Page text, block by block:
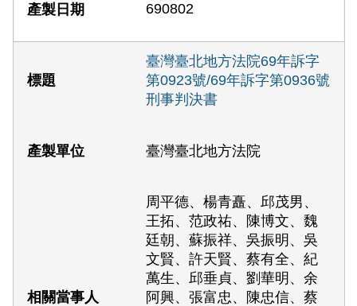
690802
臺灣臺北地方法院69年訴字
第0923號/69年訴字第0936號
刑事判決書
臺灣臺北地方法院
周平德、楊青矗、邱茂男、
王拓、范政祐、陳博文、魏
廷朝、蘇振祥、吳振明、吳
文賢、許天賢、蔡有全、紀
萬生、邱垂貞、劉華明、余
阿興、張富忠、陳忠信、蔡